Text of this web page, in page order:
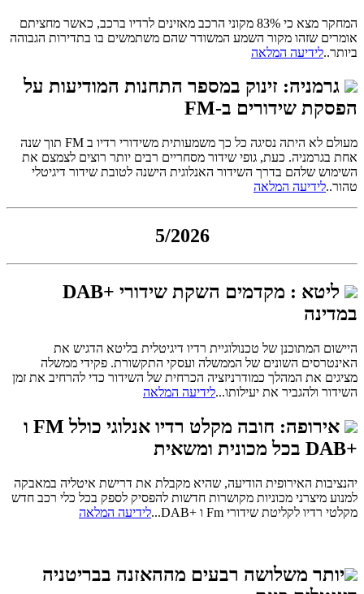
המחקר מצא כי 83% מקוני הרכב מאזינים לרדיו ברכב, כאשר מחציתם
אומרים שזהו מקור השמע המשודר שהם משתמשים בו בתדירות הגבוהה
ביותר..לידיעה המלאה
גרמניה: זינוק במספר התחנות המודיעות על
הפסקת שידורים ב-FM
מעולם לא היתה נסיגה כל כך משמעותית משידורי רדיו ב FM תוך שנה
אחת בגרמניה. כעת, גופי שידור מסחריים רבים יותר רוצים לצמצם את
השימוש שלהם בדרך השידור האנלוגית הישנה לטובת שידור דיגיטלי
טהור..לידיעה המלאה
5/2026
ליטא : מקדמים השקת שידורי +DAB
במדינה
היישום המתוכנן של טכנולוגיית רדיו דיגיטלית בליטא הדגיש את
האינטרסים השונים של הממשלה ועסקי התקשורת. פקידי ממשלה
מציגים את המהלך כמודרניזציה הכרחית של השידור כדי להרחיב את זמן
השידור ולהגביר את יעילותו...לידיעה המלאה
אירופה: חובה מקלט רדיו אנלוגי כולל FM ו
+DAB בכל מכונית ומשאית
יהנציבות האירופית הודיעה, שהיא מקבלת את דרישת איטליה במאבקה
למנוע מיצרני מכוניות מקושרות חדשות להפסיק לספק בכל כלי רכב חדש
מקלטי רדיו לקליטת שידורי Fm ו +DAB...
לידיעה המלאה
יותר משלושה רבעים מההאזנה בבריטניה